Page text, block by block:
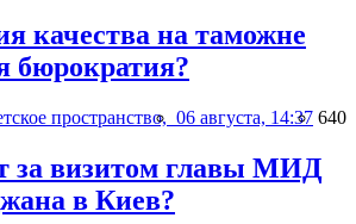
качества на таможне
бюрократия?
пространство, 06 августа, 14:37 640
за визитом главы МИД
в Киев?